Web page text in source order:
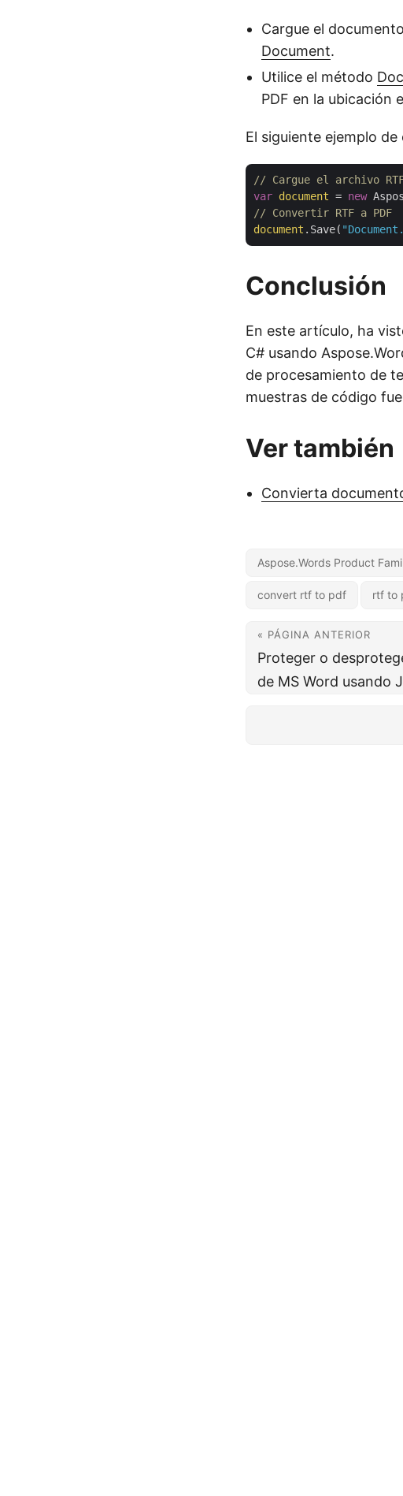
Cargue el
Document.
Utilice el método
PDF en la ubicación
El siguiente ejemplo
// Cargue el archivo
var document = new
// Convertir RTF a PDF
document .Save(
Conclusión
En este artículo, ha
C# usando
de procesamiento de
muestras de código
Ver también
Convierta
Aspose.Words Product
convert rtf to pdf rtf to
« PÁGINA ANTERIOR
Proteger o
de MS Word usando